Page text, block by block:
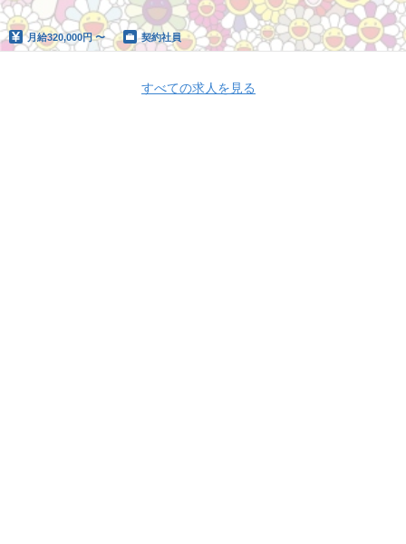
月給320,000円 〜 契約社員
すべての求人を見る